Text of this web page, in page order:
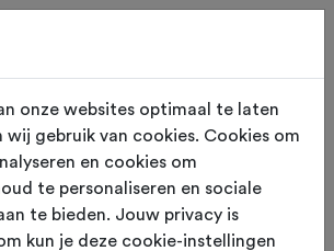
Op
onze websites optimaal te laten
wij gebruik van cookies. Cookies om
en cookies om
te personaliseren en sociale
te bieden. Jouw privacy is
kun je deze cookie-instellingen